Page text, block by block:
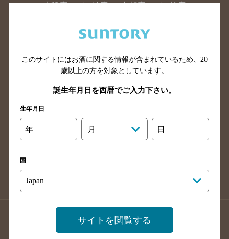
大阪府のバー検索
京都府のバー検索
滋賀県のバー検索
和歌山県のバー検索
山口県のバー検索
鳥取県のバー検索
島根県のバー検索
徳島県のバー検索
高知県のバー検索
福岡県のバー検索
長崎県のバー検索
佐賀県のバー検索
店舗登録方法のご案内
店舗情報更新方法のご案内
掲載店舗様ログイン
このサイトにはお酒に関する情報が含まれているため、 20
歳以上の方を対象としています。
誕生年月日を西暦でご入力下さい。
生年月日
年 月 日
国
サイトを閲覧する